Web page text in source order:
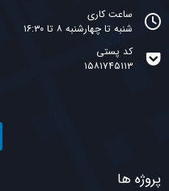
ساعت کاری
شنبه تا چهارشنبه ۸ تا ۱۶:۳۰
کد پستی
۱۵۸۱۷۴۵۱۱۳
پروژه ها